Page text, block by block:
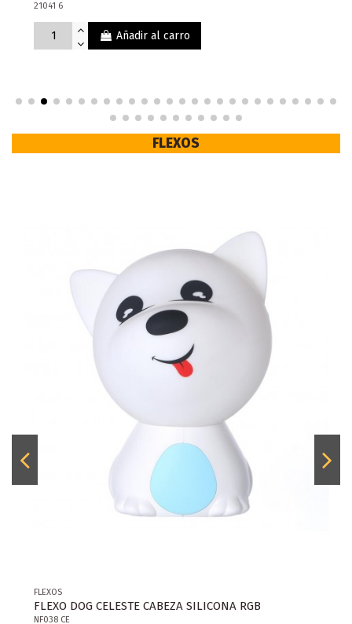
21041 6
Añadir al carro
FLEXOS
FLEXOS
FLEXO DOG CELESTE CABEZA SILICONA RGB
NF038 CE